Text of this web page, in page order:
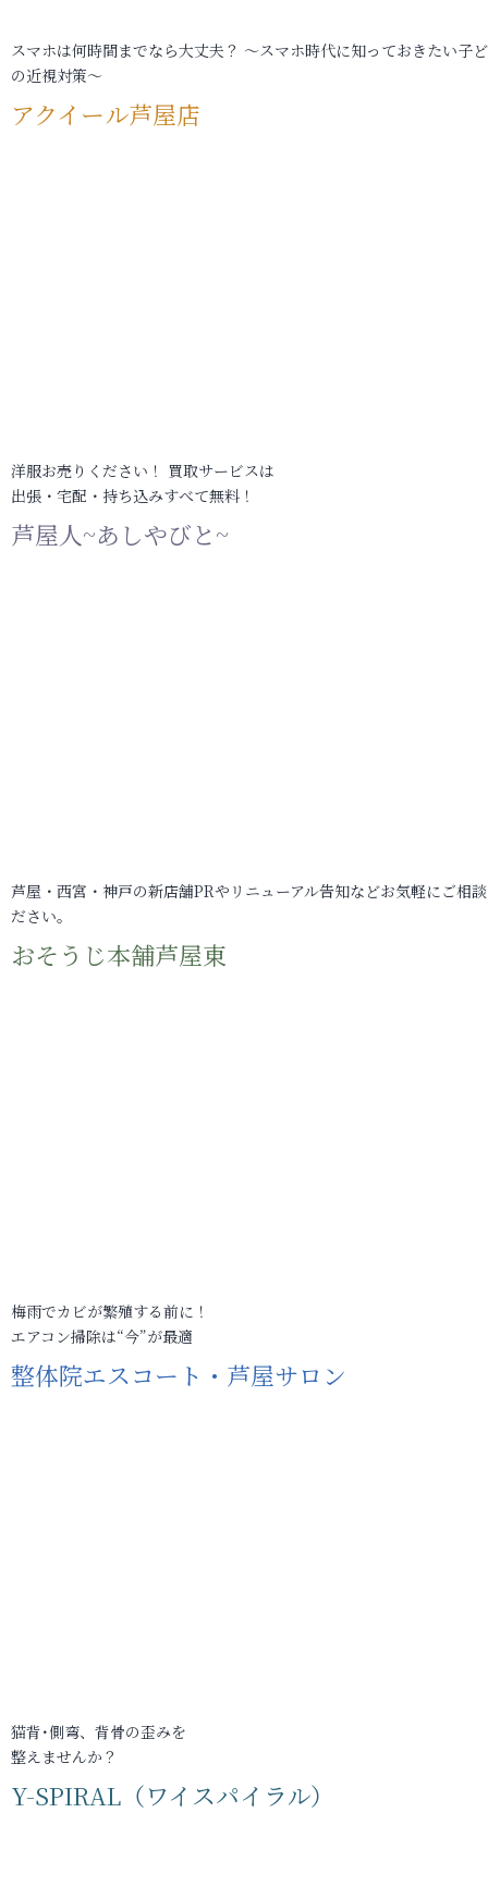
スマホは何時間までなら大丈夫？ ～スマホ時代に知っておきたい子
の近視対策～
アクイール芦屋店
洋服お売りください！ 買取サービスは
出張・宅配・持ち込みすべて無料！
芦屋人~あしやびと~
芦屋・西宮・神戸の新店舗PRやリニューアル告知などお気軽にご相
ださい。
おそうじ本舗芦屋東
梅雨でカビが繁殖する前に！
エアコン掃除は“今”が最適
整体院エスコート・芦屋サロン
猫背･側弯、背骨の歪みを
整えませんか？
Y-SPIRAL（ワイスパイラル）